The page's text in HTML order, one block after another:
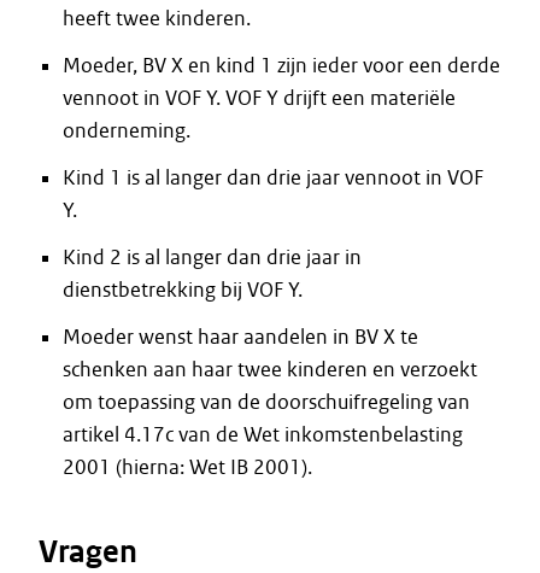
heeft twee kinderen.
Moeder, BV X en kind 1 zijn ieder voor een derde
vennoot in VOF Y. VOF Y drijft een materiële
onderneming.
Kind 1 is al langer dan drie jaar vennoot in VOF
Y.
Kind 2 is al langer dan drie jaar in
dienstbetrekking bij VOF Y.
Moeder wenst haar aandelen in BV X te
schenken aan haar twee kinderen en verzoekt
om toepassing van de doorschuifregeling van
artikel 4.17c van de Wet inkomstenbelasting
2001 (hierna: Wet IB 2001).
Vragen